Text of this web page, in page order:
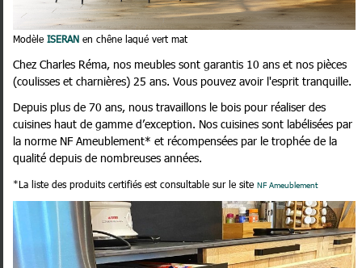
Modèle ISERAN en chêne laqué vert mat
Chez Charles Réma, nos meubles sont garantis 10 ans et nos pièces
(coulisses et charnières) 25 ans. Vous pouvez avoir l'esprit tranquille.
Depuis plus de 70 ans, nous travaillons le bois pour réaliser des
cuisines haut de gamme d’exception. Nos cuisines sont labélisées par
la norme NF Ameublement* et récompensées par le trophée de la
qualité depuis de nombreuses années.
*La liste des produits certifiés est consultable sur le site NF Ameublement